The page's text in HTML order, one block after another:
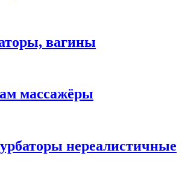
вагины
массажёры
нереалистичные